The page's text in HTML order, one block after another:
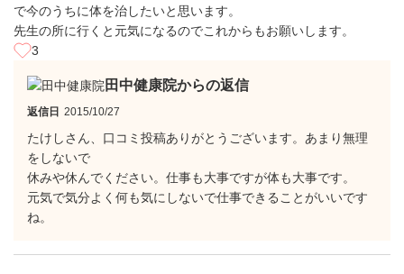
で今のうちに体を治したいと思います。
先生の所に行くと元気になるのでこれからもお願いします。
3
田中健康院からの返信
返信日 2015/10/27
たけしさん、口コミ投稿ありがとうございます。あまり無理
をしないで
休みや休んでください。仕事も大事ですが体も大事です。
元気で気分よく何も気にしないで仕事できることがいいです
ね。